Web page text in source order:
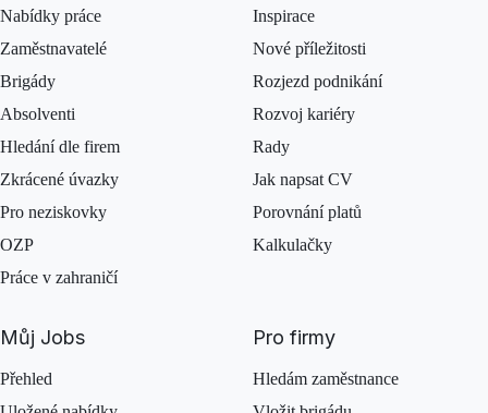
Nabídky práce
Zaměstnavatelé
Brigády
Absolventi
Hledání dle firem
Zkrácené úvazky
Pro neziskovky
OZP
Práce v zahraničí
Inspirace
Nové příležitosti
Rozjezd podnikání
Rozvoj kariéry
Rady
Jak napsat CV
Porovnání platů
Kalkulačky
Můj Jobs
Přehled
Pro firmy
Hledám zaměstnance